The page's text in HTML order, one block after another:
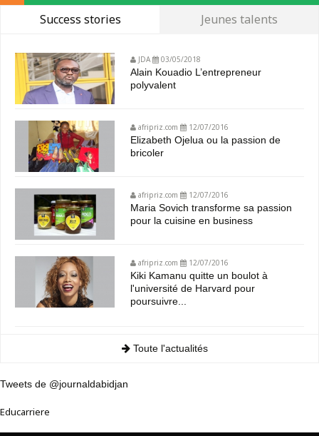
Success stories Jeunes talents
JDA 03/05/2018
Alain Kouadio L’entrepreneur
polyvalent
afripriz.com 12/07/2016
Elizabeth Ojelua ou la passion de
bricoler
afripriz.com 12/07/2016
Maria Sovich transforme sa passion
pour la cuisine en business
afripriz.com 12/07/2016
Kiki Kamanu quitte un boulot à
l'université de Harvard pour
poursuivre...
Toute l'actualités
Tweets de @journaldabidjan
Educarriere